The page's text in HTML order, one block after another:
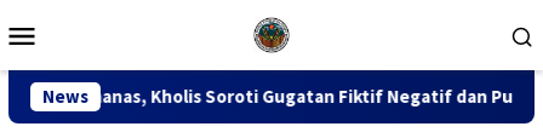
ke
Mobile
News
Soroti Gugatan Fiktif Negatif dan Putusan PK 155